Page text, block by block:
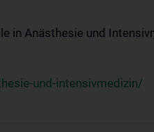
in Anästhesie und
und-intensivmedizin/